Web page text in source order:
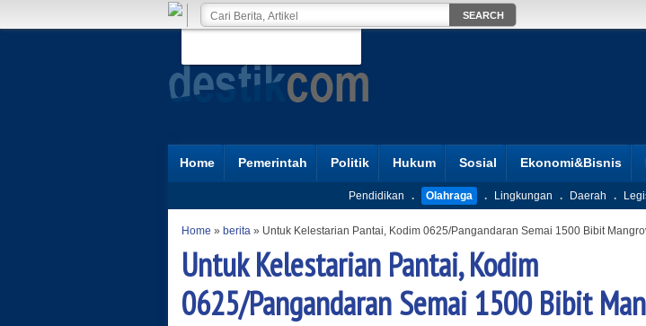
Home Pemerintah Politik Hukum Sosial Ekonomi&Bisnis
Pendidikan . Olahraga . Lingkungan . Daerah .
Home » berita » Untuk Kelestarian Pantai, Kodim 0625/Pangandaran Semai 1500 Bibit
Untuk Kelestarian Pantai, Kodim
0625/Pangandaran Semai 1500 Bibit